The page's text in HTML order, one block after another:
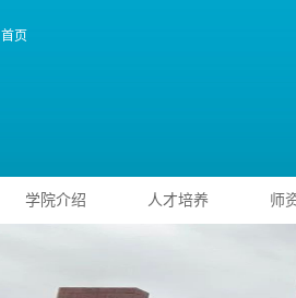
首页
学院介绍 人才培养 师